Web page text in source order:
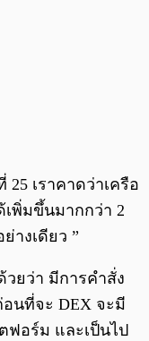
เราคาดว่าเครือ
พิ่มขึ้นมากกว่า 2
างเดียว ”
วยว่า มีการคำสั่ง
นที่จะ DEX จะมี
ฟอร์ม และเป็นไป